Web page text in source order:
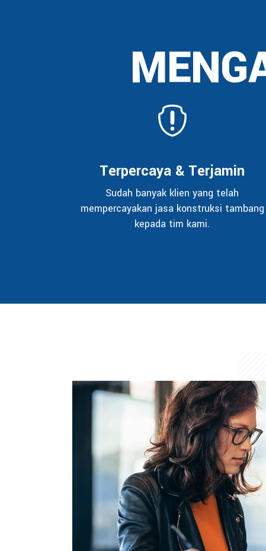
Terpercaya & Terjamin
Sudah banyak klien yang telah
mempercayakan jasa konstruksi tambang
kepada tim kami.